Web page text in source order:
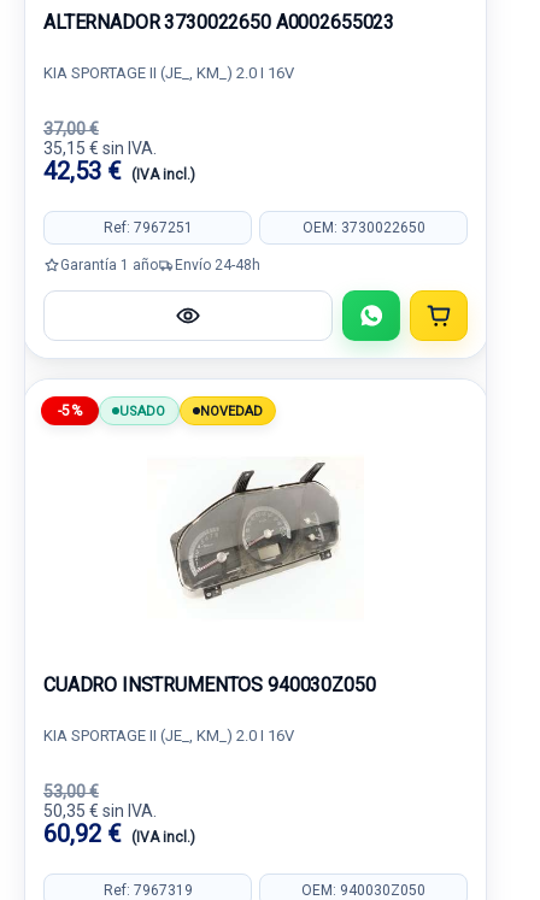
ALTERNADOR 3730022650 A0002655023
KIA SPORTAGE II (JE_, KM_) 2.0 I 16V
37,00 €
35,15 € sin IVA.
42,53 € (IVA incl.)
Ref: 7967251 OEM: 3730022650
Garantía 1 año Envío 24-48h
-5% USADO NOVEDAD
CUADRO INSTRUMENTOS 940030Z050
KIA SPORTAGE II (JE_, KM_) 2.0 I 16V
53,00 €
50,35 € sin IVA.
60,92 € (IVA incl.)
Ref: 7967319 OEM: 940030Z050